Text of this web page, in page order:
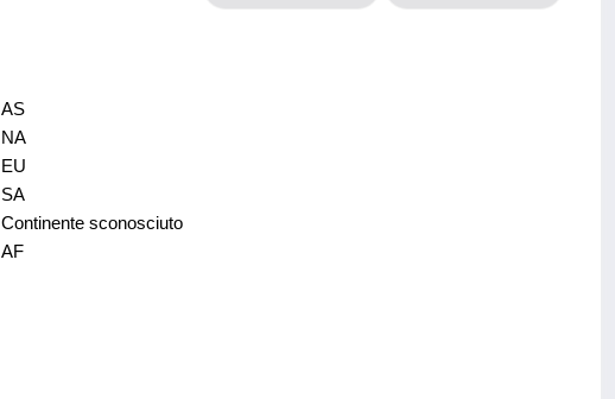
AS
NA
EU
SA
Continente sconosciuto
AF